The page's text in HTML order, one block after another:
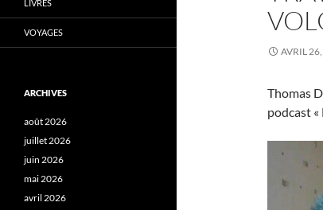
AVRIL
Thomas
podcast «
LIVRES
VOYAGES
ARCHIVES
août 2026
juillet 2026
juin 2026
mai 2026
avril 2026